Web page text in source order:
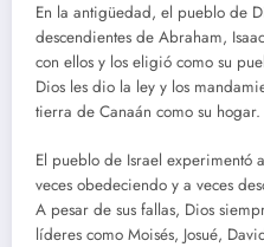
En la antigüedad, el pueblo de
descendientes de Abraham,
con ellos y los eligió como su
Dios les dio la ley y los
tierra de Canaán como su hogar.
El pueblo de Israel experimentó
veces obedeciendo y a veces
A pesar de sus fallas, Dios
líderes como Moisés, Josué,